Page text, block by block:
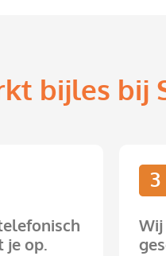
bijles bij
je op.
3
Wij